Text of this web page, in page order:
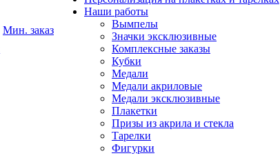
Мин. заказ
Наши работы
Вымпелы
Значки эксклюзивные
Комплексные заказы
Кубки
Медали
Медали акриловые
Медали эксклюзивные
Плакетки
Призы из акрила и стекла
Тарелки
Фигурки